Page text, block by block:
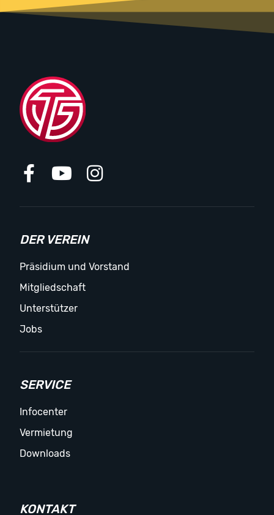
DER VEREIN
Präsidium und Vorstand
Mitgliedschaft
Unterstützer
Jobs
SERVICE
Infocenter
Vermietung
Downloads
KONTAKT